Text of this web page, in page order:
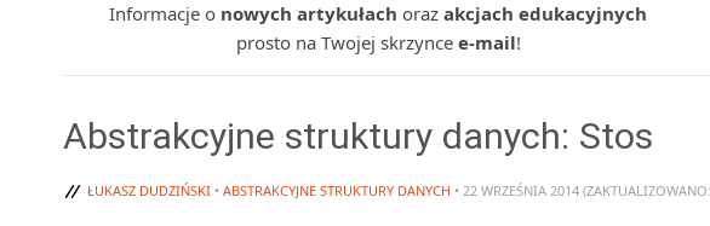
Informacje o nowych artykułach oraz akcjach edukacyjnych
prosto na Twojej skrzynce e-mail!
Abstrakcyjne struktury danych: Stos
ŁUKASZ DUDZIŃSKI • ABSTRAKCYJNE STRUKTURY DANYCH • 22 WRZEŚNIA 2014